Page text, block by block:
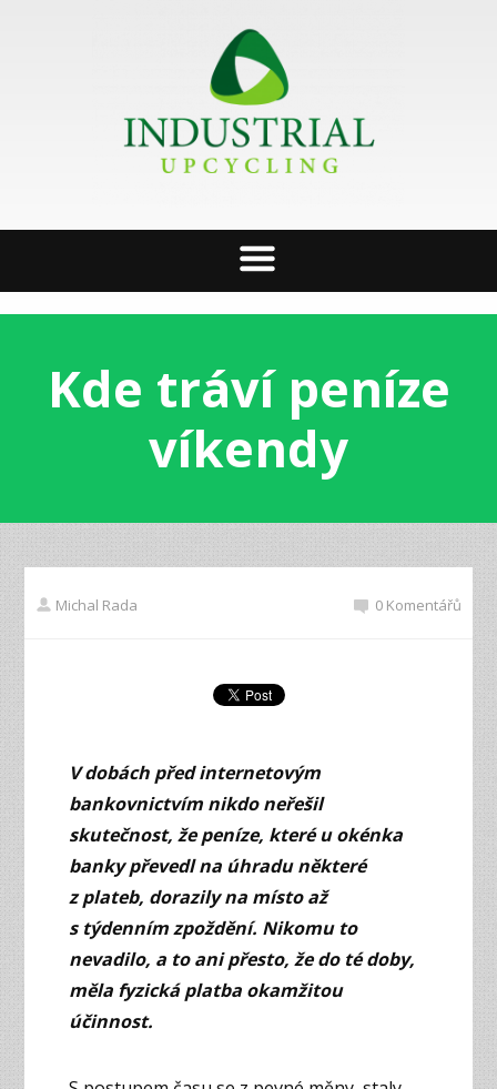
Kde tráví peníze
víkendy
Michal Rada 0 Komentářů
V dobách před internetovým
bankovnictvím nikdo neřešil
skutečnost, že peníze, které u okénka
banky převedl na úhradu některé
z plateb, dorazily na místo až
s týdenním zpoždění. Nikomu to
nevadilo, a to ani přesto, že do té doby,
měla fyzická platba okamžitou
účinnost.